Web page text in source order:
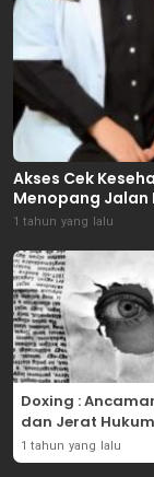
Akses Cek
Menopang Jalan
1 tahun yang lalu
Doxing :
dan Jerat
1 tahun yang lalu